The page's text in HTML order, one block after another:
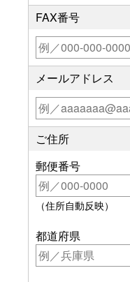
FAX番号
メールアドレス
ご住所
郵便番号
（住所自動反映）
都道府県